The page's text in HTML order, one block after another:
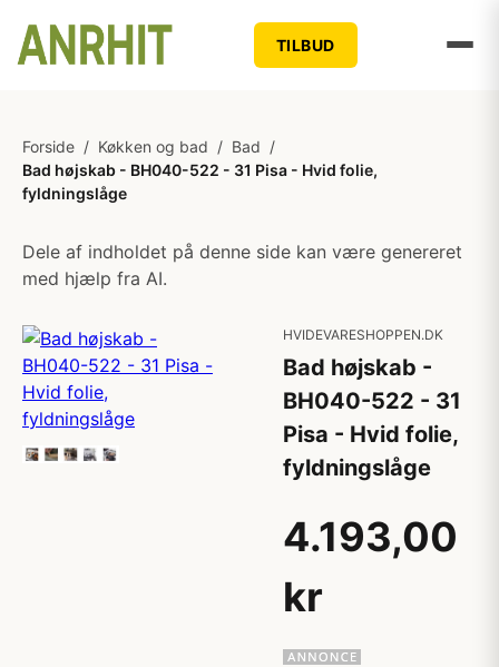
TILBUD
Forside / Køkken og bad / Bad /
Bad højskab - BH040-522 - 31 Pisa - Hvid folie,
fyldningslåge
Dele af indholdet på denne side kan være genereret
med hjælp fra AI.
HVIDEVARESHOPPEN.DK
Bad højskab -
BH040-522 - 31
Pisa - Hvid folie,
fyldningslåge
4.193,00
kr